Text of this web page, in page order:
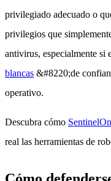
privilegiado adecuado o
privilegios que
antivirus, especialmente si
blancas &#8220;de
operativo.
Descubra cómo
real las herramientas de